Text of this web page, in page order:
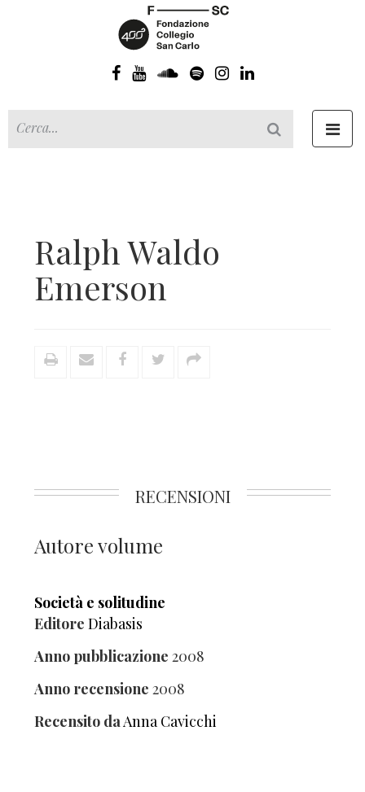
Ralph Waldo
Emerson
RECENSIONI
Autore volume
Società e solitudine
Editore Diabasis
Anno pubblicazione 2008
Anno recensione 2008
Recensito daAnna Cavicchi